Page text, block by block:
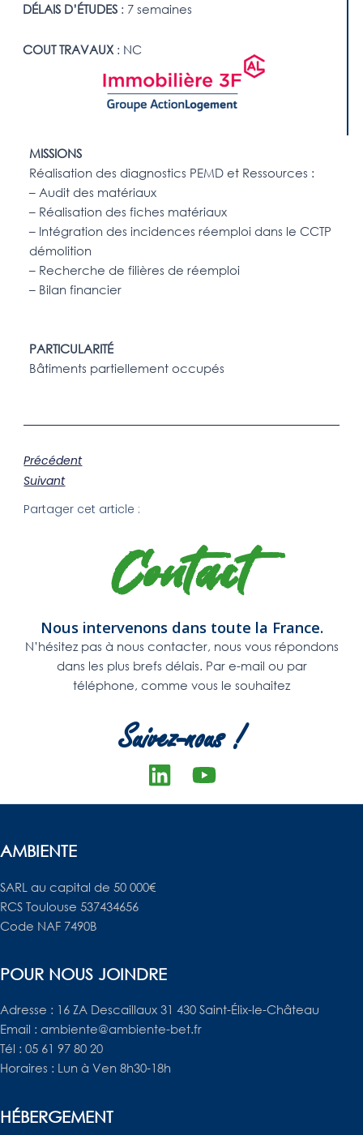
DÉLAIS D’ÉTUDES: 7 semaines
COUT TRAVAUX: NC
MISSIONS
Réalisation des diagnostics PEMD et Ressources :
– Audit des matériaux
– Réalisation des fiches matériaux
– Intégration des incidences réemploi dans le CCTP
démolition
– Recherche de filières de réemploi
– Bilan financier
PARTICULARITÉ
Bâtiments partiellement occupés
Précédent
Suivant
Partager cet article :
Contact
Nous intervenons dans toute la France.
N’hésitez pas à nous contacter, nous vous répondons
dans les plus brefs délais. Par e-mail ou par
téléphone, comme vous le souhaitez
Suivez-nous !
L
i
Y
o
AMBIENTE
SARL au capital de 50 000€
RCS Toulouse 537434656
Code NAF 7490B
POUR NOUS JOINDRE
Adresse : 16 ZA Descaillaux 31 430 Saint-Élix-le-Château
Email : ambiente@ambiente-bet.fr
Tél : 05 61 97 80 20
Horaires : Lun à Ven 8h30-18h
HÉBERGEMENT